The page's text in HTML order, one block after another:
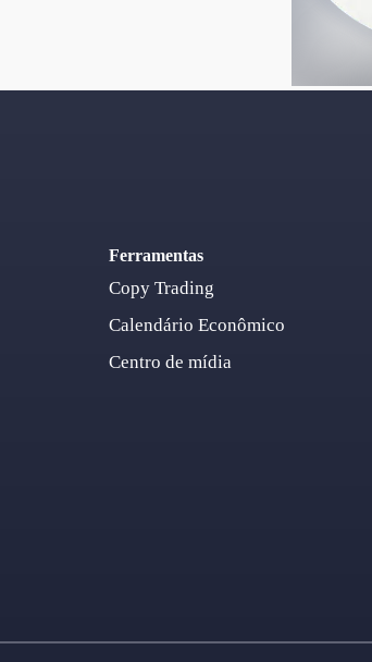
Ferramentas
Copy Trading
Calendário Econômico
Centro de mídia